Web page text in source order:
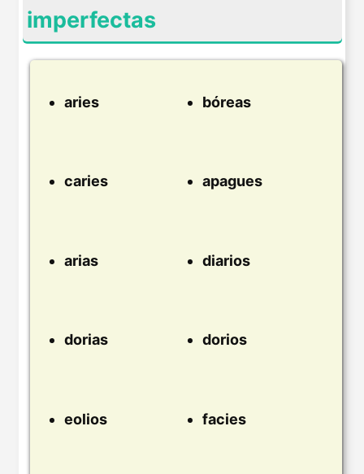
imperfectas
aries bóreas
caries apagues
arias diarios
dorias dorios
eolios facies